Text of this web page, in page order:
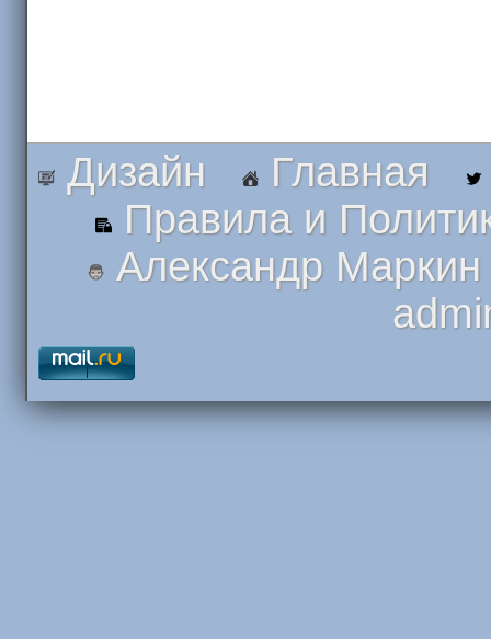
Дизайн Главная
Правила и
Александр Маркин